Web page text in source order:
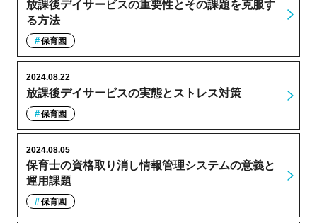
放課後デイサービスの重要性とその課題を克服す
る方法
保育園
放課後デイサービスの実態とストレス対策
2024.08.22
保育園
保育士の資格取り消し情報管理システムの意義と
運用課題
2024.08.05
保育園